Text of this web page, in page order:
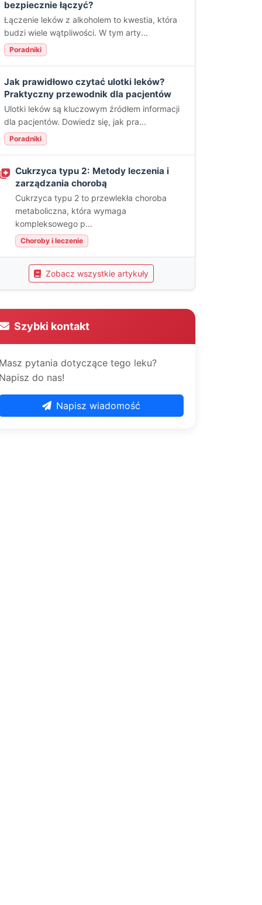
bezpiecznie łączyć?
Łączenie leków z alkoholem to kwestia, która
budzi wiele wątpliwości. W tym arty...
Poradniki
Jak prawidłowo czytać ulotki leków?
Praktyczny przewodnik dla pacjentów
Ulotki leków są kluczowym źródłem informacji
dla pacjentów. Dowiedz się, jak pra...
Poradniki
Cukrzyca typu 2: Metody leczenia i
zarządzania chorobą
Cukrzyca typu 2 to przewlekła choroba
metaboliczna, która wymaga
kompleksowego p...
Choroby i leczenie
Zobacz wszystkie artykuły
Szybki kontakt
pytania dotyczące tego leku?
do nas!
Napisz wiadomość